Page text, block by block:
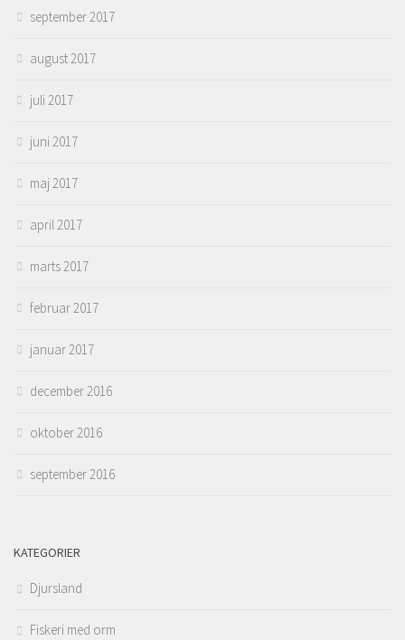
september 2017
august 2017
juli 2017
juni 2017
maj 2017
april 2017
marts 2017
februar 2017
januar 2017
december 2016
oktober 2016
september 2016
KATEGORIER
Djursland
Fiskeri med orm